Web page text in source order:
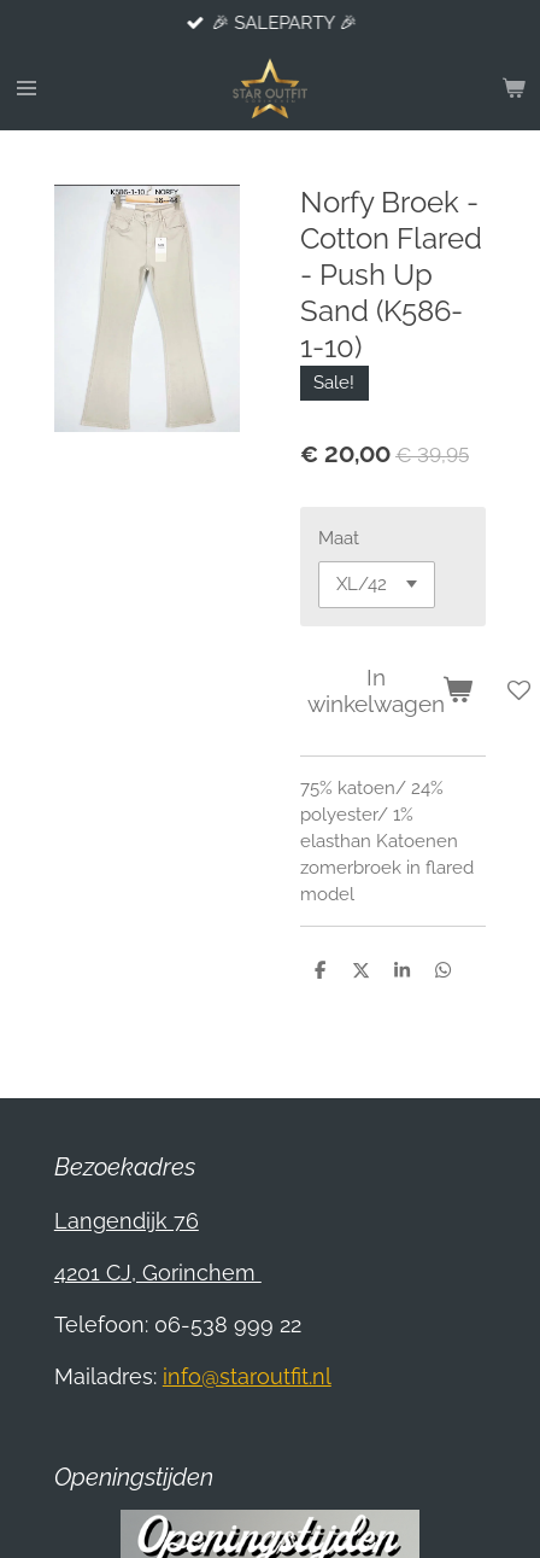
naar
hoofdinhoud
🎉 SALEPARTY 🎉
Norfy Broek -
Cotton Flared
- Push Up
Sand (K586-
1-10)
Sale!
€ 20,00 € 39,95
Maat
In
winkelwagen
75% katoen/ 24%
polyester/ 1%
elasthan Katoenen
zomerbroek in flared
model
D
D
S
D
Bezoekadres
Langendijk 76
4201 CJ, Gorinchem
Telefoon: 06-538 999 22
Mailadres: info@staroutfit.nl
Openingstijden